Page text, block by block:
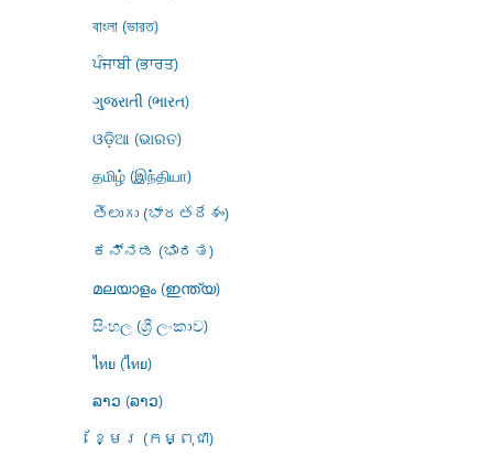
বাংলা (ভারত)
ਪੰਜਾਬੀ (ਭਾਰਤ)
ગુજરાતી (ભારત)
ଓଡ଼ିଆ (ଭାରତ)
தமிழ் (இந்தியா)
తెలుగు (భారతదేశం)
ಕನ್ನಡ (ಭಾರತ)
മലയാളം (ഇന്ത്യ)
සිංහල (ශ්‍රී ලංකාව)
ไทย (ไทย)
ລາວ (ລາວ)
ខ្មែរ (កម្ពុជា)